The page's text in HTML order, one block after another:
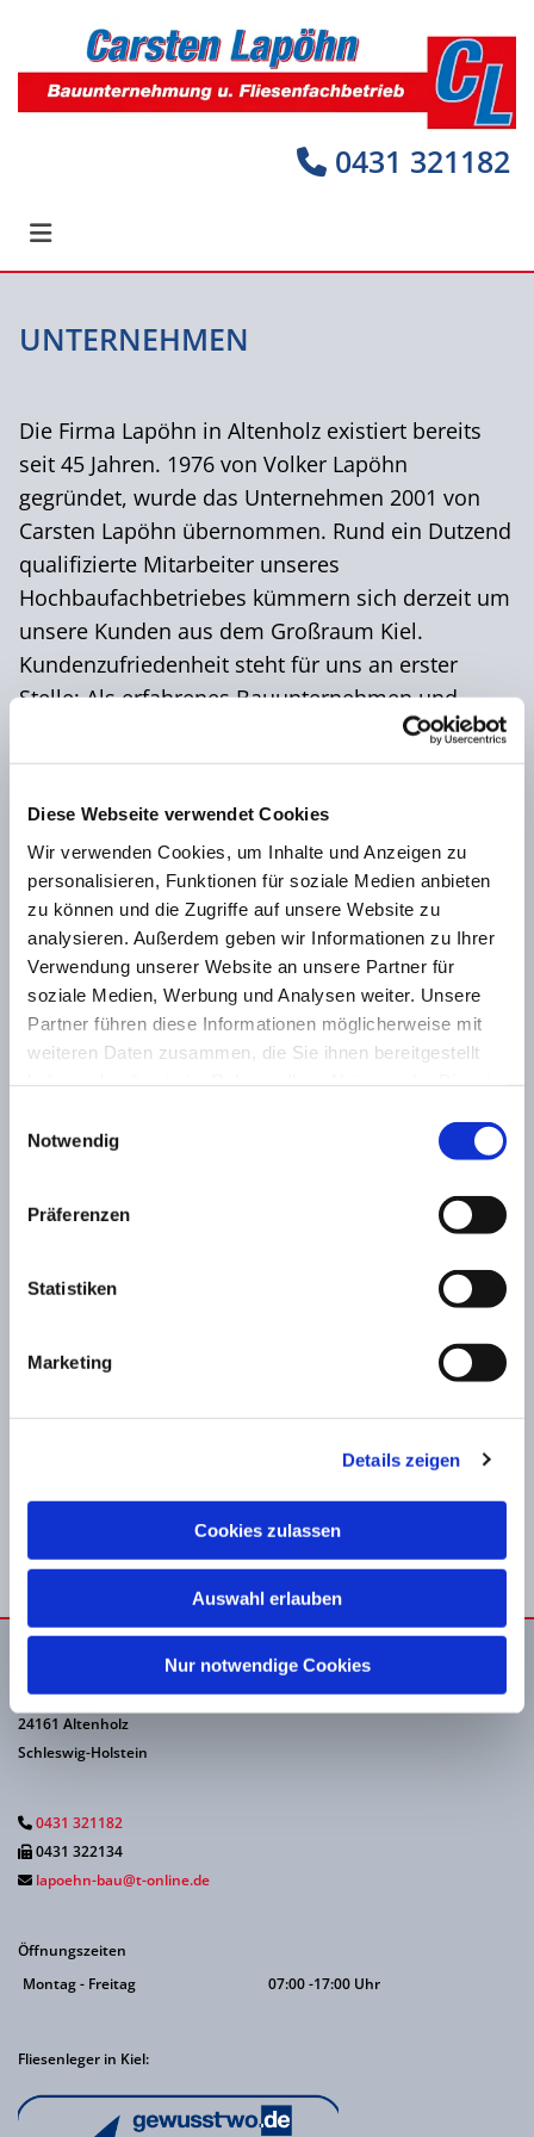
Diese Webseite verwendet Cookies
Wir verwenden Cookies, um Inhalte und Anzeigen zu
personalisieren, Funktionen für soziale Medien anbieten
zu können und die Zugriffe auf unsere Website zu
analysieren. Außerdem geben wir Informationen zu Ihrer
Verwendung unserer Website an unsere Partner für
soziale Medien, Werbung und Analysen weiter. Unsere
Partner führen diese Informationen möglicherweise mit
weiteren Daten zusammen, die Sie ihnen bereitgestellt
Notwendig
Präferenzen
Statistiken
Marketing
Details zeigen
Cookies zulassen
Auswahl erlauben
Nur notwendige Cookies
 0431 321182
UNTERNEHMEN
Die Firma Lapöhn in Altenholz existiert bereits
seit 45 Jahren. 1976 von Volker Lapöhn
gegründet, wurde das Unternehmen 2001 von
Carsten Lapöhn übernommen. Rund ein Dutzend
qualifizierte Mitarbeiter unseres
Hochbaufachbetriebes kümmern sich derzeit um
unsere Kunden aus dem Großraum Kiel.
Kundenzufriedenheit steht für uns an erster
Stelle: Als erfahrenes Bauunternehmen und
Fliesenfachbetrieb legen wir größten Wert auf
Professionalität und Qualität.
Maler, Pflasterer, Tiefbau und Abbruch können
wir unseren Auftraggebern einen Rund-um-
Service bieten, der alle Anforderungen an ein
modernes Bauunternehmen abdeckt.
Bauunternehmen Lapöhn
Kronsberg 19
24161 Altenholz
Schleswig-Holstein
 0431 321182
 0431 322134
 lapoehn-bau@t-online.de
Öffnungszeiten
Montag - Freitag
07:00 -17:00 Uhr
Fliesenleger in Kiel: